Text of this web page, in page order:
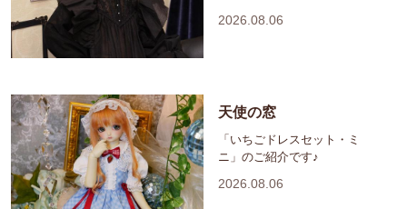
2026.08.06
天使の窓
「いちごドレスセット・ミ
ニ」のご紹介です♪
2026.08.06